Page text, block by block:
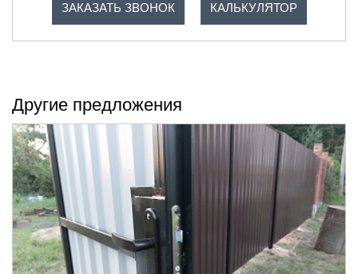
ЗАКАЗАТЬ ЗВОНОК КАЛЬКУЛЯТОР
Другие предложения